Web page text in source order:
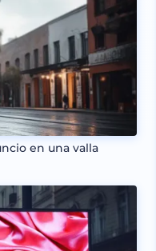
en una valla